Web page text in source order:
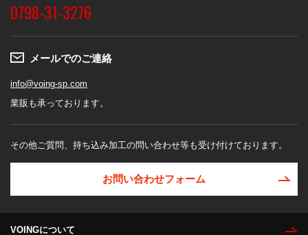
0798-31-3276
メールでのご連絡
info@voing-sp.com
業販も承っております。
その他ご質問、持ち込み加工の問い合わせ等も受け付けております。
お問い合わせフォーム
VOINGについて